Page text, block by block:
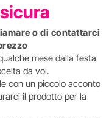
o di contattarci
mese dalla festa
da voi.
con un piccolo acconto
il prodotto per la